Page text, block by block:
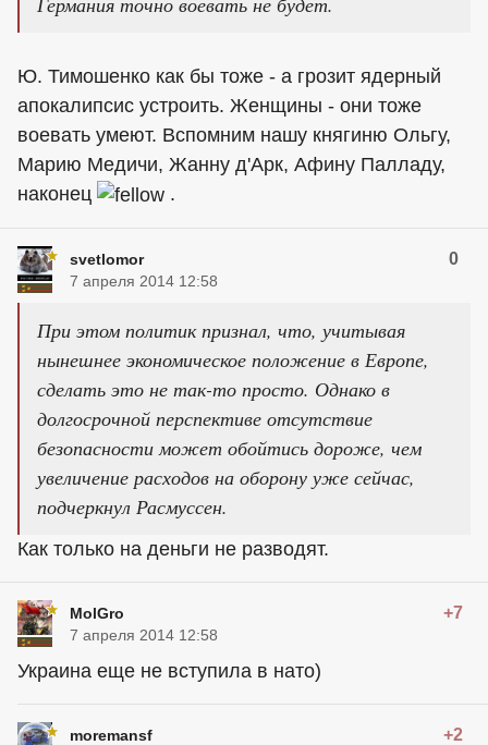
Ю. Тимошенко как бы тоже - а грозит ядерный
апокалипсис устроить. Женщины - они тоже
воевать умеют. Вспомним нашу княгиню Ольгу,
Марию Медичи, Жанну д'Арк, Афину Палладу,
наконец
.
svetlomor 0
7 апреля 2014 12:58
При этом политик признал, что, учитывая
нынешнее экономическое положение в Европе,
сделать это не так-то просто. Однако в
долгосрочной перспективе отсутствие
безопасности может обойтись дороже, чем
увеличение расходов на оборону уже сейчас,
подчеркнул Расмуссен.
Как только на деньги не разводят.
MolGro +7
7 апреля 2014 12:58
Украина еще не вступила в нато)
moremansf +2